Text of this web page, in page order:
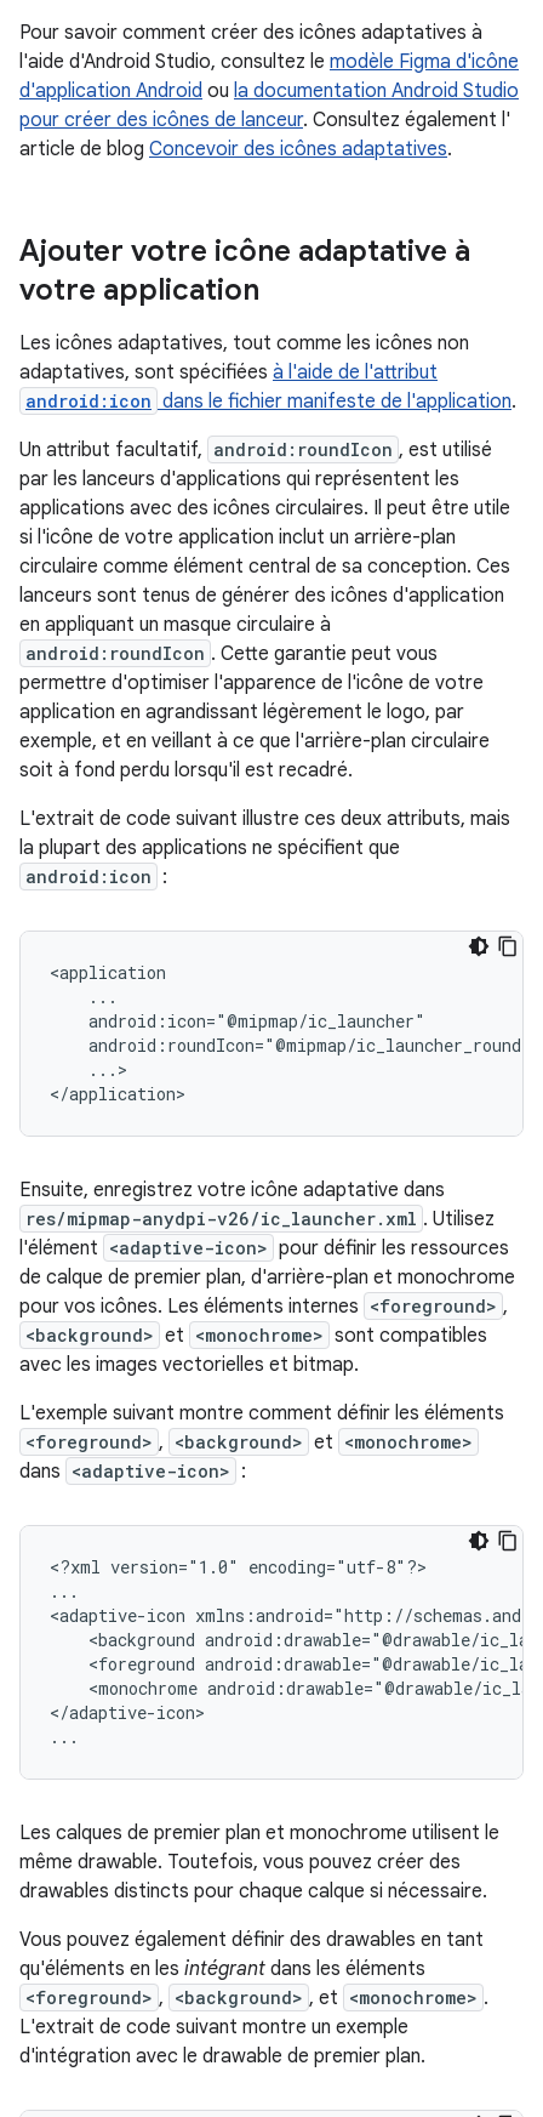
Pour savoir comment créer des icônes adaptatives à
l'aide d'Android Studio, consultez le modèle Figma d'icône
d'application Android ou la documentation Android Studio
pour créer des icônes de lanceur. Consultez également l'
article de blog Concevoir des icônes adaptatives.
Ajouter votre icône adaptative à
votre application
Les icônes adaptatives, tout comme les icônes non
adaptatives, sont spécifiées à l'aide de l'attribut
android:icon dans le fichier manifeste de l'application.
Un attribut facultatif, android:roundIcon , est utilisé
par les lanceurs d'applications qui représentent les
applications avec des icônes circulaires. Il peut être utile
si l'icône de votre application inclut un arrière-plan
circulaire comme élément central de sa conception. Ces
lanceurs sont tenus de générer des icônes d'application
en appliquant un masque circulaire à
android:roundIcon . Cette garantie peut vous
permettre d'optimiser l'apparence de l'icône de votre
application en agrandissant légèrement le logo, par
exemple, et en veillant à ce que l'arrière-plan circulaire
soit à fond perdu lorsqu'il est recadré.
L'extrait de code suivant illustre ces deux attributs, mais
la plupart des applications ne spécifient que
android:icon :
...>
</application>
Ensuite, enregistrez votre icône adaptative dans
res/mipmap-anydpi-v26/ic_launcher.xml . Utilisez
l'élément <adaptive-icon> pour définir les ressources
de calque de premier plan, d'arrière-plan et monochrome
pour vos icônes. Les éléments internes <foreground> ,
<background> et <monochrome> sont compatibles
avec les images vectorielles et bitmap.
L'exemple suivant montre comment définir les éléments
<foreground> , <background> et <monochrome>
dans <adaptive-icon> :
<?xml version="1.0"
encoding="utf-8"?>
...
<adaptive-icon
<background android:drawable="@drawable/
<foreground android:drawable="@drawable/
<monochrome android:drawable="@drawable/
</adaptive-icon>
...
Les calques de premier plan et monochrome utilisent le
même drawable. Toutefois, vous pouvez créer des
drawables distincts pour chaque calque si nécessaire.
Vous pouvez également définir des drawables en tant
qu'éléments en les intégrant dans les éléments
<foreground> , <background> , et <monochrome> .
L'extrait de code suivant montre un exemple
d'intégration avec le drawable de premier plan.